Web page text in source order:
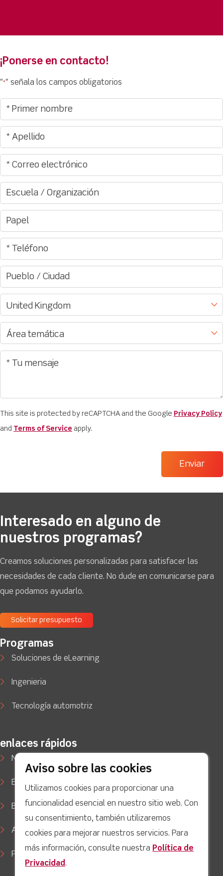
¡Ponerse en contacto!
"*" señala los campos obligatorios
This site is protected by reCAPTCHA and the Google Privacy Policy
and Terms of Service apply.
Interesado en alguno de
nuestros programas?
Creamos soluciones personalizadas para satisfacer las
necesidades de cada cliente. No dude en comunicarse para
que podamos ayudarlo.
Solicitar presupuesto
Programas
Soluciones de eLearning
Ingenieria
Tecnología automotriz
enlaces rápidos
Noticias
Estudios de caso
Blog
Apoyo
Política de privacidad
Aviso sobre las cookies
Utilizamos cookies para proporcionar una
funcionalidad esencial en nuestro sitio web. Con
su consentimiento, también utilizaremos
cookies para mejorar nuestros servicios. Para
más información, consulte nuestra Política de
Privacidad.